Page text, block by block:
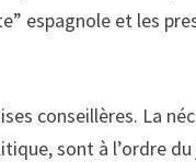
espagnole et les
conseillères. La
sont à l’ordre du